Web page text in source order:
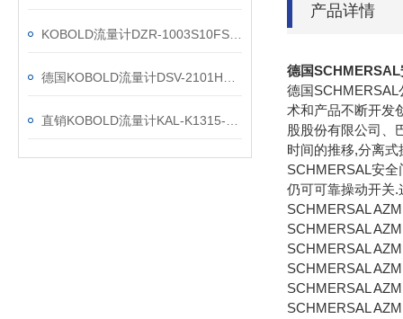
产品详情
德国
德国SCHMERSAL
术和产品不断开发
股股份有限公司、
时间的推移,分离
SCHMERSAL安
仍可可靠操动开关
SCHMERSAL
SCHMERSAL
SCHMERSAL
SCHMERSAL
SCHMERSAL
SCHMERSAL